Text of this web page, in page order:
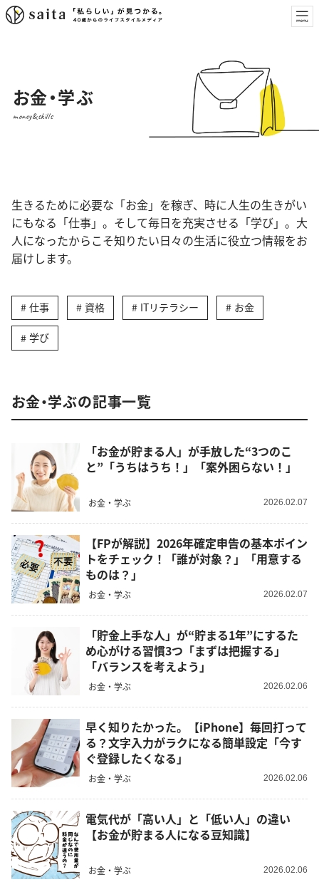
お金・学ぶ
money&skills
生きるために必要な「お金」を稼ぎ、時に人生の生きがい
にもなる「仕事」。そして毎日を充実させる「学び」。大
人になったからこそ知りたい日々の生活に役立つ情報をお
届けします。
仕事 資格 ITリテラシー お金
学び
お金・学ぶの記事一覧
「お金が貯まる人」が手放した“3つのこ
と”「うちはうち！」「案外困らない！」
お金・学ぶ 2026.02.07
【FPが解説】2026年確定申告の基本ポイン
トをチェック！「誰が対象？」「用意する
ものは？」
お金・学ぶ 2026.02.07
「貯金上手な人」が“貯まる1年”にするた
め心がける習慣3つ「まずは把握する」
「バランスを考えよう」
お金・学ぶ 2026.02.06
早く知りたかった。【iPhone】毎回打って
る？文字入力がラクになる簡単設定「今す
ぐ登録したくなる」
お金・学ぶ 2026.02.06
電気代が「高い人」と「低い人」の違い
【お金が貯まる人になる豆知識】
お金・学ぶ 2026.02.06